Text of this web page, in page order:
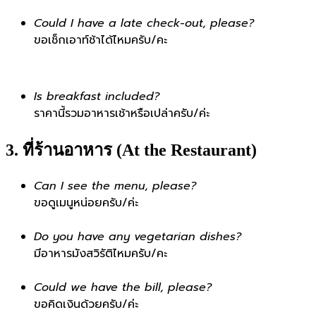
Could I have a late check-out, please?
ขอเช็กเอาท์ช้าได้ไหมครับ/คะ
Is breakfast included?
ราคานี้รวมอาหารเช้าหรือเปล่าครับ/ค่ะ
3. ที่ร้านอาหาร (At the Restaurant)
Can I see the menu, please?
ขอดูเมนูหน่อยครับ/ค่ะ
Do you have any vegetarian dishes?
มีอาหารมังสวิรัติไหมครับ/คะ
Could we have the bill, please?
ขอคิดเงินด้วยครับ/ค่ะ